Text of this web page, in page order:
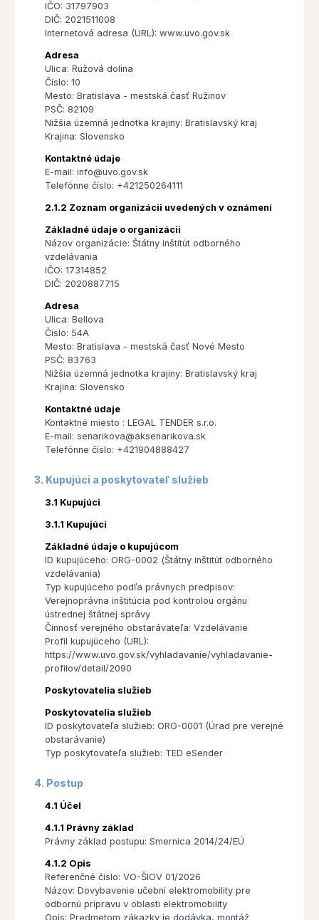
IČO: 31797903
DIČ: 2021511008
Internetová adresa (URL): www.uvo.gov.sk
Adresa
Ulica: Ružová dolina
Číslo: 10
Mesto: Bratislava - mestská časť Ružinov
PSČ: 82109
Nižšia územná jednotka krajiny: Bratislavský kraj
Krajina: Slovensko
Kontaktné údaje
E-mail: info@uvo.gov.sk
Telefónne číslo: +421250264111
2.1.2 Zoznam organizácii uvedených v oznámení
Základné údaje o organizácii
Názov organizácie: Štátny inštitút odborného
vzdelávania
IČO: 17314852
DIČ: 2020887715
Adresa
Ulica: Bellova
Číslo: 54A
Mesto: Bratislava - mestská časť Nové Mesto
PSČ: 83763
Nižšia územná jednotka krajiny: Bratislavský kraj
Krajina: Slovensko
Kontaktné údaje
Kontaktné miesto : LEGAL TENDER s.r.o.
E-mail: senarikova@aksenarikova.sk
Telefónne číslo: +421904888427
3. Kupujúci a poskytovateľ služieb
3.1 Kupujúci
3.1.1 Kupujúci
Základné údaje o kupujúcom
ID kupujúceho: ORG-0002 (Štátny inštitút odborného
vzdelávania)
Typ kupujúceho podľa právnych predpisov:
Verejnoprávna inštitúcia pod kontrolou orgánu
ústrednej štátnej správy
Činnosť verejného obstarávateľa: Vzdelávanie
Profil kupujúceho (URL):
https://www.uvo.gov.sk/vyhladavanie/vyhladavanie-
profilov/detail/2090
Poskytovatelia služieb
Poskytovatelia služieb
ID poskytovateľa služieb: ORG-0001 (Úrad pre verejné
obstarávanie)
Typ poskytovateľa služieb: TED eSender
4. Postup
4.1 Účel
4.1.1 Právny základ
Právny základ postupu: Smernica 2014/24/EÚ
4.1.2 Opis
Referenčné číslo: VO-ŠIOV 01/2026
Názov: Dovybavenie učební elektromobility pre
odbornú prípravu v oblasti elektromobility
Opis: Predmetom zákazky je dodávka, montáž